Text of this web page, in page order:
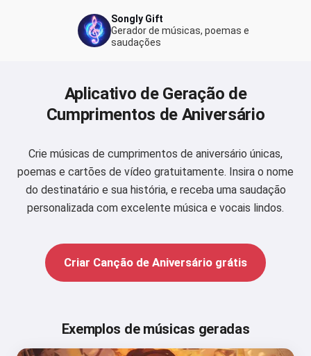
Songly Gift
Gerador de músicas, poemas e
saudações
Aplicativo de Geração de
Cumprimentos de Aniversário
Crie músicas de cumprimentos de aniversário únicas,
poemas e cartões de vídeo gratuitamente. Insira o nome
do destinatário e sua história, e receba uma saudação
personalizada com excelente música e vocais lindos.
Criar Canção de Aniversário grátis
Exemplos de músicas geradas